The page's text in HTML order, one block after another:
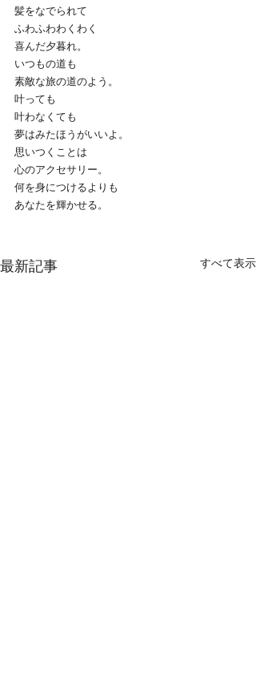
髪をなでられて
ふわふわわくわく
喜んだ夕暮れ。
いつもの道も
素敵な旅の道のよう。
叶っても
叶わなくても
夢はみたほうがいいよ。
思いつくことは
心のアクセサリー。
何を身につけるよりも
あなたを輝かせる。
最新記事 すべて表示